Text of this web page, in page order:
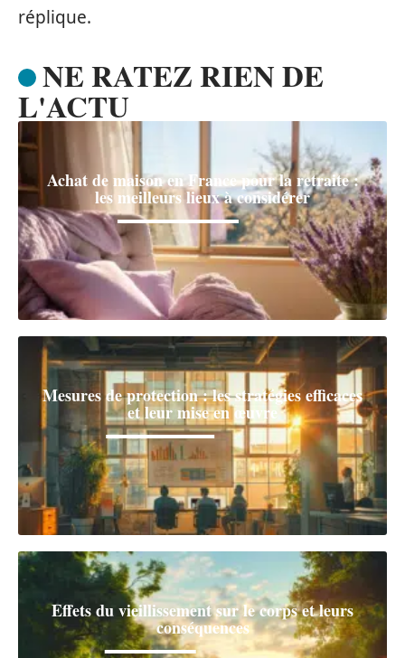
réplique.
NE RATEZ RIEN DE
L'ACTU
Achat de maison en France pour la retraite :
les meilleurs lieux à considérer
Mesures de protection : les stratégies efficaces
et leur mise en œuvre
Effets du vieillissement sur le corps et leurs
conséquences